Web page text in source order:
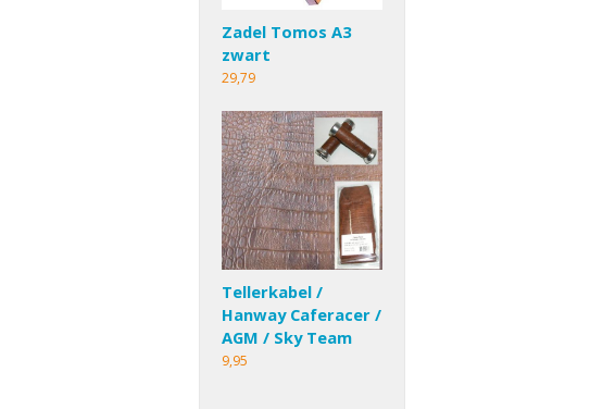
Zadel Tomos A3
zwart
29,79
Tellerkabel /
Hanway Caferacer /
AGM / Sky Team
9,95